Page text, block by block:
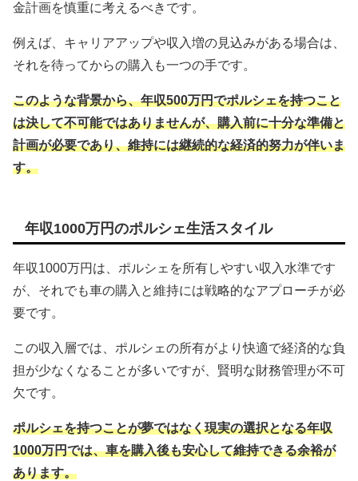
金計画を慎重に考えるべきです。
例えば、キャリアアップや収入増の見込みがある場合は、
それを待ってからの購入も一つの手です。
このような背景から、年収500万円でポルシェを持つこと
は決して不可能ではありませんが、購入前に十分な準備と
計画が必要であり、維持には継続的な経済的努力が伴いま
す。
年収1000万円のポルシェ生活スタイル
年収1000万円は、ポルシェを所有しやすい収入水準です
が、それでも車の購入と維持には戦略的なアプローチが必
要です。
この収入層では、ポルシェの所有がより快適で経済的な負
担が少なくなることが多いですが、賢明な財務管理が不可
欠です。
ポルシェを持つことが夢ではなく現実の選択となる年収
1000万円では、車を購入後も安心して維持できる余裕が
あります。